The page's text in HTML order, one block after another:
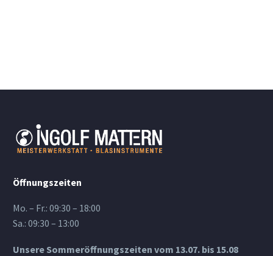
Öffnungszeiten
Mo. – Fr.: 09:30 – 18:00
Sa.: 09:30 – 13:00
Unsere Sommeröffnungszeiten vom 13.07. bis 15.08